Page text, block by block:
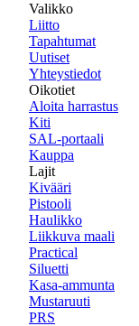
Valikko
Liitto
Tapahtumat
Uutiset
Yhteystiedot
Oikotiet
Aloita harrastus
Kiti
SAL-portaali
Kauppa
Lajit
Kivääri
Pistooli
Haulikko
Liikkuva maali
Practical
Siluetti
Kasa-ammunta
Mustaruuti
PRS